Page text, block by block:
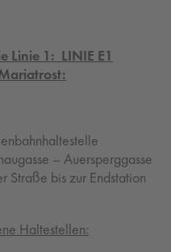
Linie 1: LINIE E1
– Auersperggasse
bis zur Endstation
Haltestellen: